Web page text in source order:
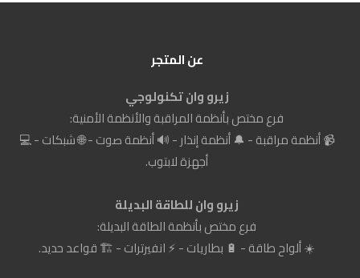
عن المتجر
زيرو وان تكنولوجي
فرع مختص بأنظمة المراقبة والأنظمة الأمنية:
📹 أنظمة مراقبة - 🔔 أنظمة إنذار - 🔊 أنظمة صوت - 🌐 شبكات - 💻
أجهزة لابتوب.
زيرو وان للطاقة البديلة
فرع مختص بأنظمة الطاقة البديلة:
☀️ ألواح طاقة - 🔋 بطاريات - ⚡ انفيرترات - 🏗️ قواعد حديد.